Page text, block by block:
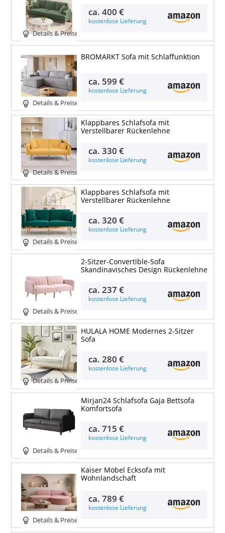
Details & Preise
ca.400 €
kostenlose Lieferung
Details & Preise
BROMARKT Sofa mit Schlaffunktion
ca. 599 €
kostenlose Lieferung
Details & Preise
Klappbares Schlafsofa mit
Verstellbarer Rückenlehne
ca.330 €
kostenlose Lieferung
Details & Preise
Klappbares Schlafsofa mit
Verstellbarer Rückenlehne
ca.320 €
kostenlose Lieferung
Details & Preise
2-Sitzer-Convertible-Sofa
Skandinavisches Design Rückenlehne
ca.237 €
kostenlose Lieferung
Details & Preise
HULALA HOME Modernes 2-Sitzer
Sofa
ca.280 €
kostenlose Lieferung
Details & Preise
Mirjan24 Schlafsofa Gaja Bettsofa
Komfortsofa
ca.715 €
kostenlose Lieferung
Details & Preise
Kaiser Möbel Ecksofa mit
Wohnlandschaft
ca.789 €
kostenlose Lieferung